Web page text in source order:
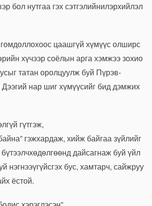
бол нутгаа гэхсэтгэлийнилэрхийлэл
гомдоллохоос цаашгүй хүмүүсолширс
хүчээрсоёлын аргахэмжээзохио
татан оролцуулж буй Пүрэв-
Дээгий нар шигхүмүүсийг биддэмжих
гүтгэж,
” гэжхардаж, хийж байгаазүйлийг
бүтээлчхөдөлгөөнддайсагнаж буй үйл
нэгнээүгүйсгэх бус, хамтарч, сайжруу
ёстой.